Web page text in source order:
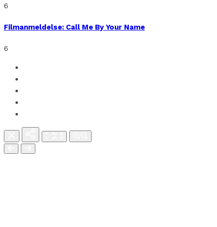
6
Filmanmeldelse: Call Me By Your Name
6